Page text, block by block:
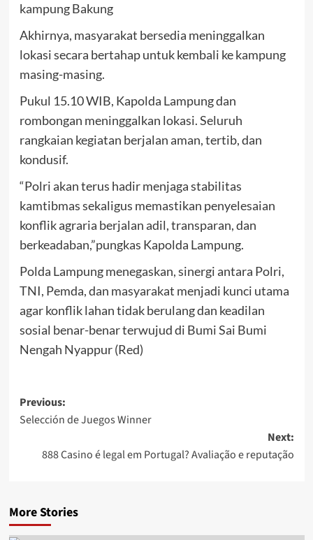
kampung Bakung
Akhirnya, masyarakat bersedia meninggalkan
lokasi secara bertahap untuk kembali ke kampung
masing-masing.
Pukul 15.10 WIB, Kapolda Lampung dan
rombongan meninggalkan lokasi. Seluruh
rangkaian kegiatan berjalan aman, tertib, dan
kondusif.
“Polri akan terus hadir menjaga stabilitas
kamtibmas sekaligus memastikan penyelesaian
konflik agraria berjalan adil, transparan, dan
berkeadaban,”pungkas Kapolda Lampung.
Polda Lampung menegaskan, sinergi antara Polri,
TNI, Pemda, dan masyarakat menjadi kunci utama
agar konflik lahan tidak berulang dan keadilan
sosial benar-benar terwujud di Bumi Sai Bumi
Nengah Nyappur (Red)
Post
navigation
Previous:
Selección de Juegos Winner
Next:
888 Casino é legal em Portugal? Avaliação e reputação
More Stories